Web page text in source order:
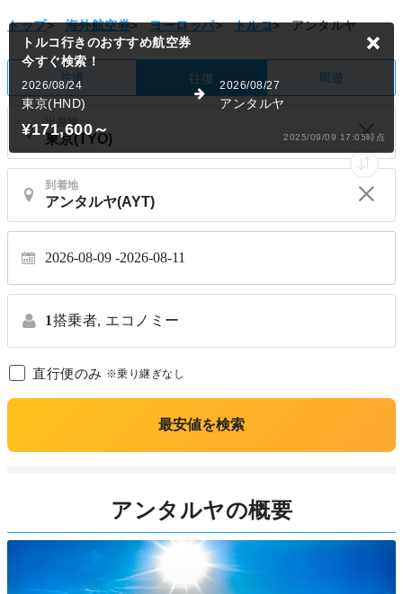
トップ> 海外航空券> ヨーロッパ> トルコ> アンタルヤ
片道 往復 周遊
出発地
到着地
2026-08-09 2026-08-11
1搭乗者, エコノミー
直行便のみ ※乗り継ぎなし
最安値を検索
トルコ行きのおすすめ航空券
今すぐ検索！
2026/08/24
東京(HND)
2026/08/27
アンタルヤ
¥171,600～ 2025/09/09 17:05時点
アンタルヤの概要